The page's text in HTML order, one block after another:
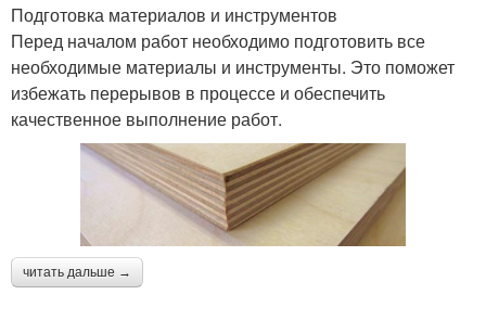
Подготовка материалов и инструментов
Перед началом работ необходимо подготовить все
необходимые материалы и инструменты. Это поможет
избежать перерывов в процессе и обеспечить
качественное выполнение работ.
читать дальше →